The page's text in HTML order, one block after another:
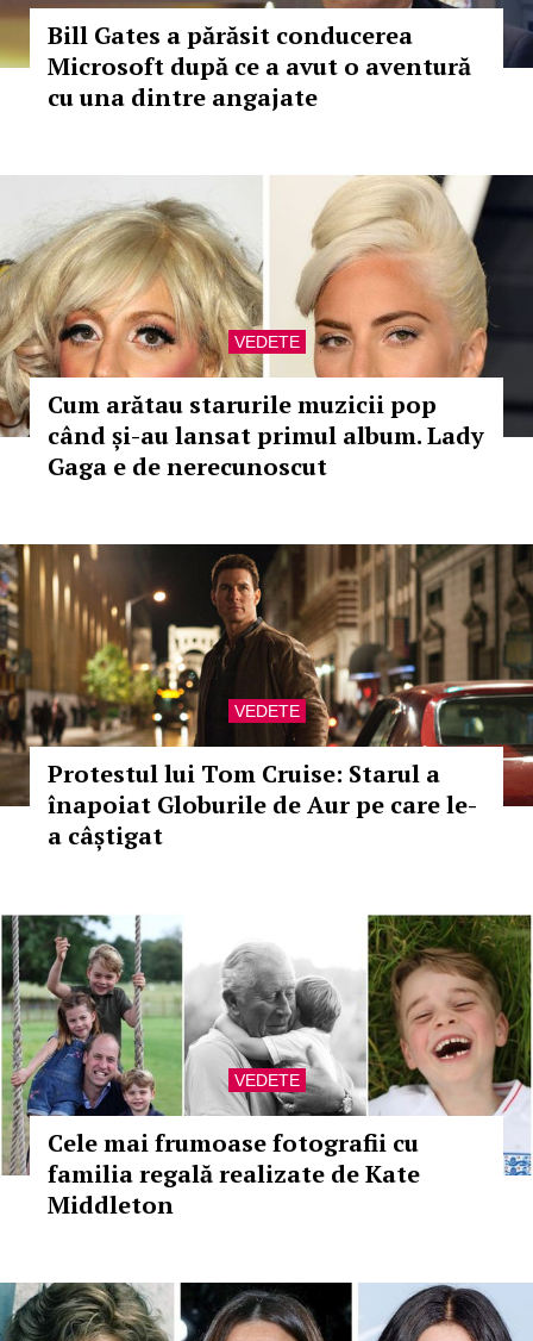
Bill Gates a părăsit conducerea
Microsoft după ce a avut o aventură
cu una dintre angajate
VEDETE
Cum arătau starurile muzicii pop
când și-au lansat primul album. Lady
Gaga e de nerecunoscut
VEDETE
Protestul lui Tom Cruise: Starul a
înapoiat Globurile de Aur pe care le-
a câștigat
VEDETE
Cele mai frumoase fotografii cu
familia regală realizate de Kate
Middleton